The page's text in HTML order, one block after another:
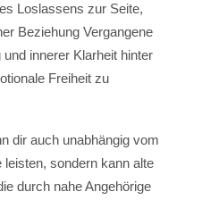
Loslassens zur Seite,
Beziehung Vergangene
innerer Klarheit hinter
Freiheit zu
dir auch unabhängig vom
sondern kann alte
durch nahe Angehörige